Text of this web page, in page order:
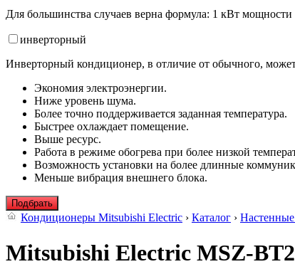
Для большинства случаев верна формула: 1 кВт
инверторный
Инверторный кондиционер, в отличие от обычного,
Экономия электроэнергии.
Ниже уровень шума.
Более точно поддерживается заданная температура.
Быстрее охлаждает помещение.
Выше ресурс.
Работа в режиме обогрева при более низкой
Возможность установки на более длинные
Меньше вибрация внешнего блока.
Подбрать
Кондиционеры Mitsubishi Electric › Каталог ›
Mitsubishi Electric MSZ-